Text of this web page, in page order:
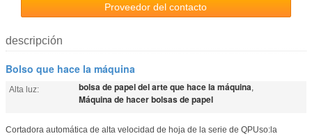
Proveedor del contacto
descripción
Bolso que hace la máquina
Alta luz: bolsa de papel del arte que hace la máquina,
Máquina de hacer bolsas de papel
Cortadora automática de alta velocidad de hoja de la serie de QPUso:la